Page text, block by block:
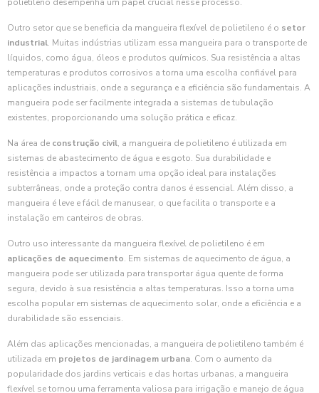
Outro setor que se beneficia da mangueira flexível de polietileno é o setor
industrial. Muitas indústrias utilizam essa mangueira para o transporte de
líquidos, como água, óleos e produtos químicos. Sua resistência a altas
temperaturas e produtos corrosivos a torna uma escolha confiável para
aplicações industriais, onde a segurança e a eficiência são fundamentais. A
mangueira pode ser facilmente integrada a sistemas de tubulação
existentes, proporcionando uma solução prática e eficaz.
Na área de construção civil, a mangueira de polietileno é utilizada em
sistemas de abastecimento de água e esgoto. Sua durabilidade e
resistência a impactos a tornam uma opção ideal para instalações
subterrâneas, onde a proteção contra danos é essencial. Além disso, a
mangueira é leve e fácil de manusear, o que facilita o transporte e a
instalação em canteiros de obras.
Outro uso interessante da mangueira flexível de polietileno é em
aplicações de aquecimento. Em sistemas de aquecimento de água, a
mangueira pode ser utilizada para transportar água quente de forma
segura, devido à sua resistência a altas temperaturas. Isso a torna uma
escolha popular em sistemas de aquecimento solar, onde a eficiência e a
durabilidade são essenciais.
Além das aplicações mencionadas, a mangueira de polietileno também é
utilizada em projetos de jardinagem urbana. Com o aumento da
popularidade dos jardins verticais e das hortas urbanas, a mangueira
flexível se tornou uma ferramenta valiosa para irrigação e manejo de água